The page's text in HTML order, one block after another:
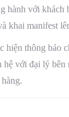
hành với khách
khai manifest
hiện thông báo
hệ với đại lý bên